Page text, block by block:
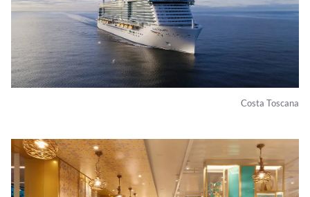
Costa Toscana